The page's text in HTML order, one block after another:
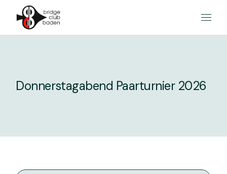
content
Donnerstagabend Paarturnier 2026